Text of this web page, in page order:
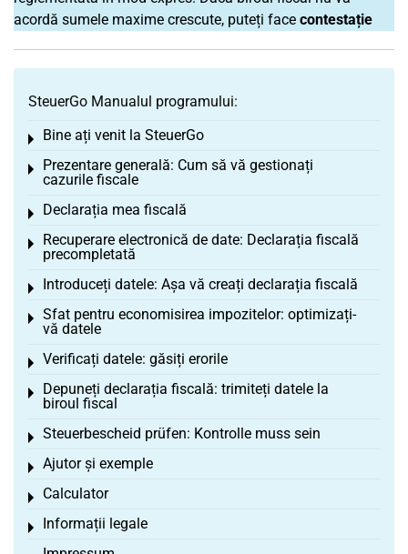
acordă sumele maxime crescute, puteți face contestație
SteuerGo Manualul programului:
Bine ați venit la SteuerGo
Toggle menu
Prezentare generală: Cum să vă gestionați
cazurile fiscale
Toggle menu
Declarația mea fiscală
Toggle menu
Recuperare electronică de date: Declarația fiscală
precompletată
Toggle menu
Introduceți datele: Așa vă creați declarația fiscală
Toggle menu
Sfat pentru economisirea impozitelor: optimizați-
vă datele
Toggle menu
Verificați datele: găsiți erorile
Toggle menu
Depuneți declarația fiscală: trimiteți datele la
biroul fiscal
Toggle menu
Steuerbescheid prüfen: Kontrolle muss sein
Toggle menu
Ajutor și exemple
Toggle menu
Calculator
Toggle menu
Informații legale
Toggle menu